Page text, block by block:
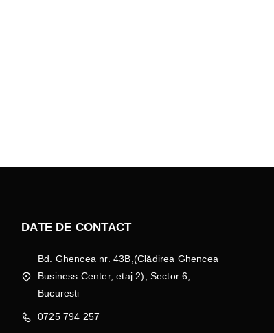
DATE DE CONTACT
Bd. Ghencea nr. 43B,(Clădirea Ghencea
Business Center, etaj 2), Sector 6,
Bucuresti
0725 794 257